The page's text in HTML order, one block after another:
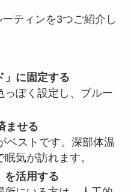
ティンを3つご紹介し
」に固定する
っぽく設定し、ブルー
ませる
ストです。深部体温
気が訪れます。
を活用する